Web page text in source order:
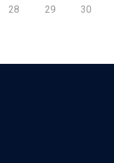
28 29 30